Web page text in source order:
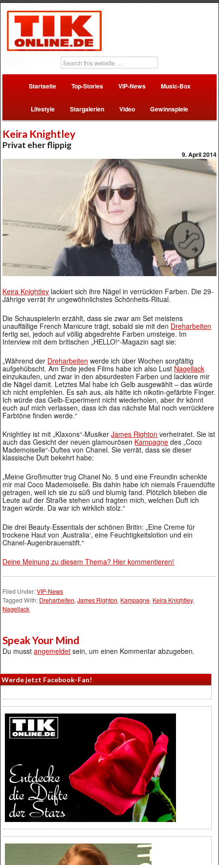
Startseite Top-Stories VIP-News Music-Box
Lifestyle Stargalerien Video Gewinnspiele
Keira Knightley
Privat eher flippig
9. April 2014
Keira Knightley lackiert sich ihre Nägel in verrückten Farben. Die 29-
Jährige verrät ihr ungewöhnlichstes Schönheits-Ritual.
Die Schauspielerin erzählt, dass sie zwar am Set meistens
unauffällige French Manicure trägt, sobald sie mit den Dreharbeiten
fertig sei, jedoch auf völlig abgedrehte Farben umsteige. Im
Interview mit dem britischen „HELLO!“-Magazin sagt sie:
„Während der Dreharbeiten werde ich über Wochen sorgfältig
aufgehübscht. Am Ende jedes Films habe ich also Lust Nagellack
einzukaufen, und zwar in den absurdesten Farben und lackiere mir
die Nägel damit. Letztes Mal habe ich Gelb ausgewählt – das würde
ich nicht empfehlen. Es sah aus, als hätte ich nikotin-gefärbte Finger.
Ich würde das Gelb-Experiment nicht wiederholen, aber ihr könnt
euch auf mich verlassen, dass ich das nächste Mal noch verrücktere
Farbtöne finden werde.“
Knightley ist mit „Klaxons“-MusikerJames Righton verheiratet. Sie ist
auch das Gesicht der neuen glamourösen Kampagne des „Coco
Mademoiselle“-Duftes von Chanel. Sie verrät, dass sie dieser
klassische Duft bekehrt habe:
„Meine Großmutter trug Chanel No. 5 und eine Freundin schenkte
mir mal Coco Mademoiselle. Bis dahin habe ich niemals Frauendüfte
getragen, weil ich sie zu süß und blumig fand. Plötzlich blieben die
Leute auf der Straße stehen und fragten mich, welchen Duft ich
tragen würde. Da war ich wirklich stolz.“
Die drei Beauty-Essentials der schönen Britin: „Eine Creme für
trockene Haut von ‚Australia‘, eine Feuchtigkeitslotion und ein
Chanel-Augenbrauenstift.“
Deine Meinung zu diesem Thema? Hier kommentieren!
Filed Under:VIP-News
Tagged With: Dreharbeiten,James Righton, Kampagne, Keira Knightley,
Nagellack
Speak Your Mind
Du musstangemeldet sein, um einen Kommentar abzugeben.
Werde jetzt Facebook-Fan!